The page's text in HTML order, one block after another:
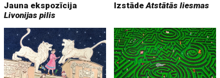
Jauna ekspozīcija
Livonijas pilis
IzstādeAtstātās liesmas